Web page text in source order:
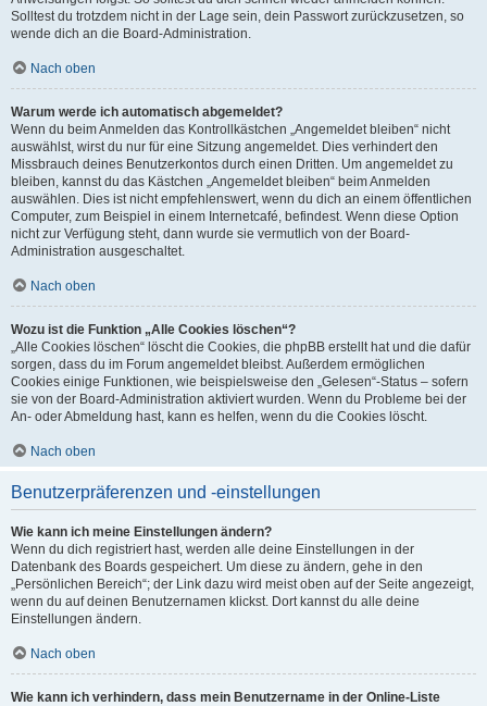
Solltest du trotzdem nicht in der Lage sein, dein Passwort zurückzusetzen, so
wende dich an die Board-Administration.
Nach oben
Warum werde ich automatisch abgemeldet?
Wenn du beim Anmelden das Kontrollkästchen „Angemeldet bleiben“ nicht
auswählst, wirst du nur für eine Sitzung angemeldet. Dies verhindert den
Missbrauch deines Benutzerkontos durch einen Dritten. Um angemeldet zu
bleiben, kannst du das Kästchen „Angemeldet bleiben“ beim Anmelden
auswählen. Dies ist nicht empfehlenswert, wenn du dich an einem öffentlichen
Computer, zum Beispiel in einem Internetcafé, befindest. Wenn diese Option
nicht zur Verfügung steht, dann wurde sie vermutlich von der Board-
Administration ausgeschaltet.
Nach oben
Wozu ist die Funktion „Alle Cookies löschen“?
„Alle Cookies löschen“ löscht die Cookies, die phpBB erstellt hat und die dafür
sorgen, dass du im Forum angemeldet bleibst. Außerdem ermöglichen
Cookies einige Funktionen, wie beispielsweise den „Gelesen“-Status – sofern
sie von der Board-Administration aktiviert wurden. Wenn du Probleme bei der
An- oder Abmeldung hast, kann es helfen, wenn du die Cookies löscht.
Nach oben
Benutzerpräferenzen und -einstellungen
Wie kann ich meine Einstellungen ändern?
Wenn du dich registriert hast, werden alle deine Einstellungen in der
Datenbank des Boards gespeichert. Um diese zu ändern, gehe in den
„Persönlichen Bereich“; der Link dazu wird meist oben auf der Seite angezeigt,
wenn du auf deinen Benutzernamen klickst. Dort kannst du alle deine
Einstellungen ändern.
Nach oben
Wie kann ich verhindern, dass mein Benutzername in der Online-Liste